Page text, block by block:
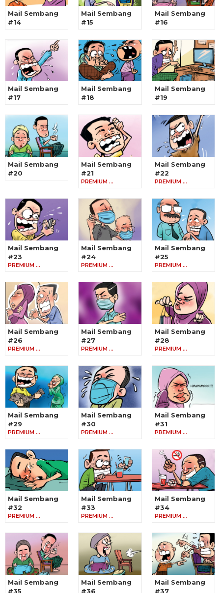
Mail Sembang
#14
Mail Sembang
#15
Mail Sembang
#16
Mail Sembang
#17
Mail Sembang
#18
Mail Sembang
#19
Mail Sembang
#20
Mail Sembang
#21
PREMIUM …
Mail Sembang
#22
PREMIUM …
Mail Sembang
#23
PREMIUM …
Mail Sembang
#24
PREMIUM …
Mail Sembang
#25
PREMIUM …
Mail Sembang
#26
PREMIUM …
Mail Sembang
#27
PREMIUM …
Mail Sembang
#28
PREMIUM …
Mail Sembang
#29
PREMIUM …
Mail Sembang
#30
PREMIUM …
Mail Sembang
#31
PREMIUM …
Mail Sembang
#32
PREMIUM …
Mail Sembang
#33
PREMIUM …
Mail Sembang
#34
PREMIUM …
Mail Sembang
#35
Mail Sembang
#36
Mail Sembang
#37